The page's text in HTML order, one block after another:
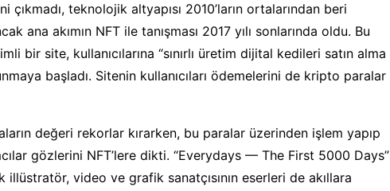
çıkmadı, teknolojik altyapısı 2010’ların ortalarından beri
ana akımın NFT ile tanışması 2017 yılı sonlarında oldu. Bu
bir site, kullanıcılarına “sınırlı üretim dijital kedileri satın alma
başladı. Sitenin kullanıcıları ödemelerini de kripto paralar
değeri rekorlar kırarken, bu paralar üzerinden işlem yapıp
gözlerini NFT’lere dikti. “Everydays — The First 5000 Days”
video ve grafik sanatçısının eserleri de akıllara